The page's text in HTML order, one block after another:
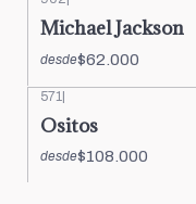
Michael Jackson
desde$62.000
571 |
Ositos
desde$108.000